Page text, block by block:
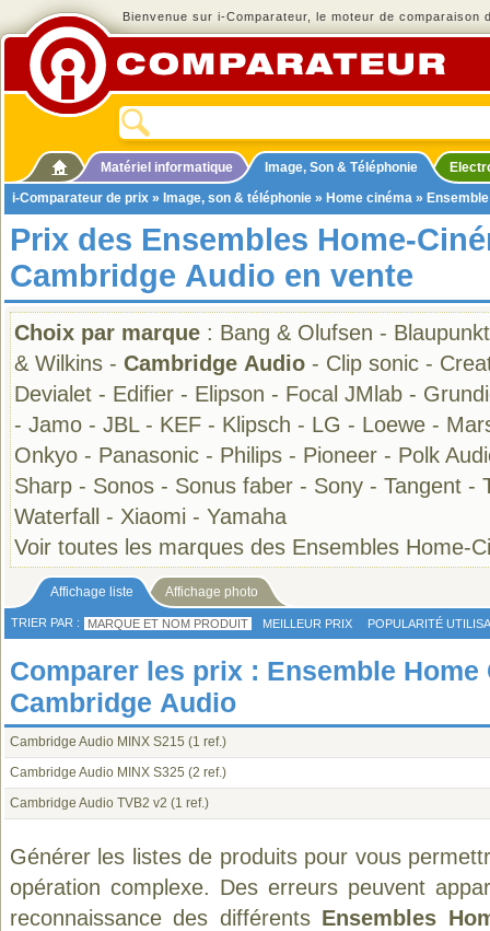
Bienvenue sur i-Comparateur, le moteur de comparaison
Matériel informatique Image, Son & Téléphonie
i-Comparateur de prix » Image, son & téléphonie » Home cinéma »
Prix des Ensembles Home-
Cambridge Audio en vente
Choix par marque : Bang & Olufsen - Blaupunkt
& Wilkins - Cambridge Audio - Clip sonic -
Devialet - Edifier - Elipson - Focal JMlab -
- Jamo - JBL- KEF - Klipsch - LG - Loewe -
Onkyo - Panasonic - Philips - Pioneer - Polk
Sharp - Sonos - Sonus faber - Sony - Tangent -
Waterfall
- Xiaomi - Yamaha
Voir toutes les marques des Ensembles Home-
Affichage liste Affichage photo
TRIER PAR : MARQUE ET NOM PRODUIT MEILLEUR PRIX POPULARITÉ
Comparer les prix : Ensemble Home
Cambridge Audio
Cambridge Audio MINX S215 (1 ref.)
Cambridge Audio MINX S325 (2 ref.)
Cambridge Audio TVB2 v2 (1 ref.)
Générer les listes de produits pour vous
opération complexe. Des erreurs peuvent
reconnaissance des différents Ensembles